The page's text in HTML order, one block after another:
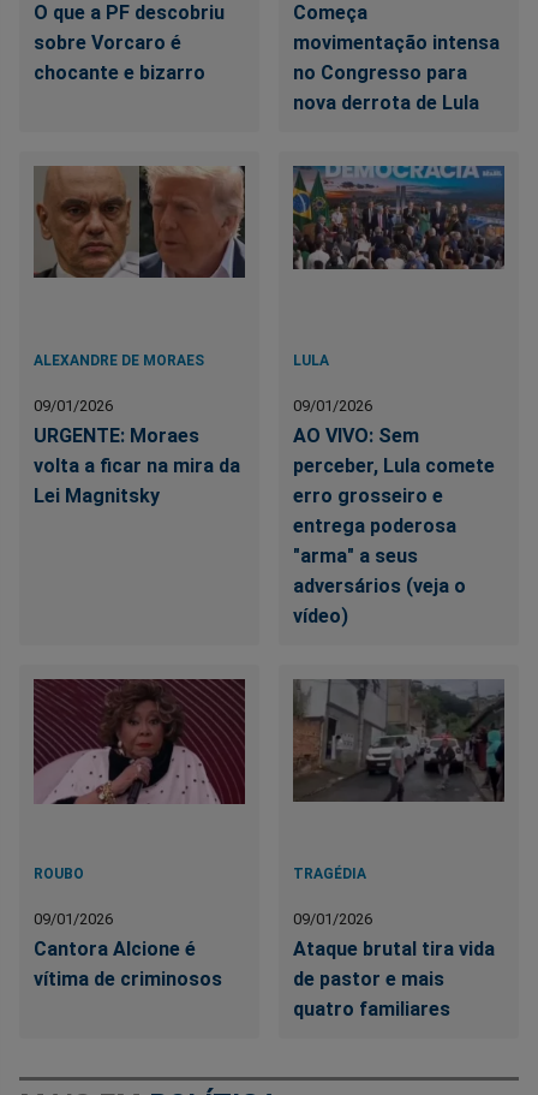
O que a PF descobriu
sobre Vorcaro é
chocante e bizarro
Começa
movimentação intensa
no Congresso para
nova derrota de Lula
ALEXANDRE DE MORAES
09/01/2026
URGENTE: Moraes
volta a ficar na mira da
Lei Magnitsky
LULA
09/01/2026
AO VIVO: Sem
perceber, Lula comete
erro grosseiro e
entrega poderosa
"arma" a seus
adversários (veja o
vídeo)
ROUBO
09/01/2026
Cantora Alcione é
vítima de criminosos
TRAGÉDIA
09/01/2026
Ataque brutal tira vida
de pastor e mais
quatro familiares